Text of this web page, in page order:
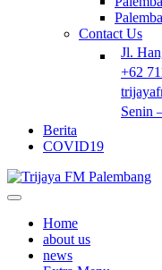
Contact Us
Jl.
+62
Senin
Berita
COVID19
Home
about us
news